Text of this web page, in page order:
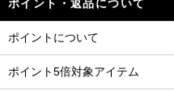
ポイント・返品について
ポイントについて
ポイント5倍対象アイテム